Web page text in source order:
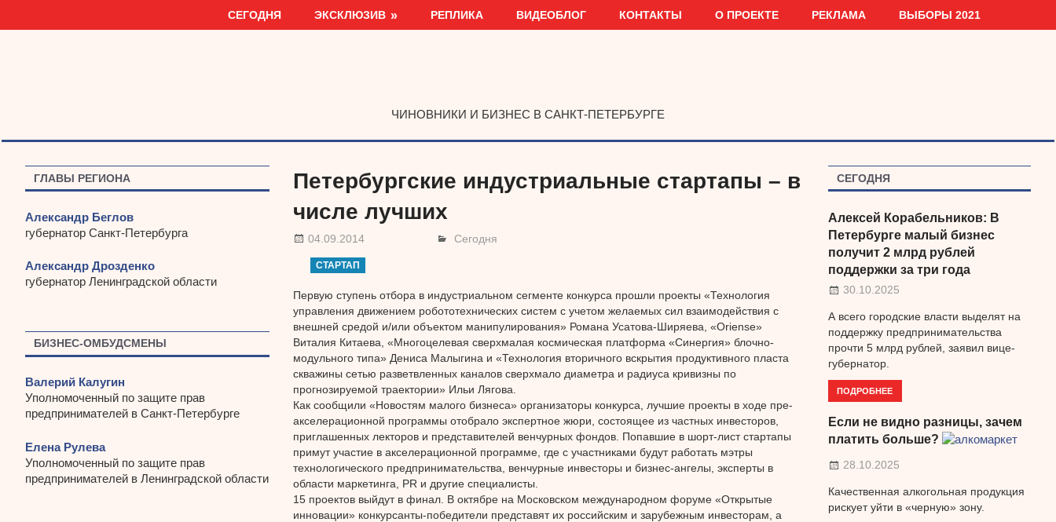
СЕГОДНЯ ЭКСКЛЮЗИВ РЕПЛИКА ВИДЕОБЛОГ КОНТАКТЫ О ПРОЕКТЕ РЕКЛАМА ВЫБОРЫ 2021
ЧИНОВНИКИ И БИЗНЕС В САНКТ-ПЕТЕРБУРГЕ
Петербургские индустриальные стартапы – в
числе лучших
04.09.2014 Сегодня
СТАРТАП
Первую ступень отбора в индустриальном сегменте конкурса прошли проекты «Технология
управления движением робототехнических систем с учетом желаемых сил взаимодействия с
внешней средой и/или объектом манипулирования» Романа Усатова-Ширяева, «Oriense»
Виталия Китаева, «Многоцелевая сверхмалая космическая платформа «Синергия» блочно-
модульного типа» Дениса Малыгина и «Технология вторичного вскрытия продуктивного пласта
скважины сетью разветвленных каналов сверхмало диаметра и радиуса кривизны по
прогнозируемой траектории» Ильи Лягова.
Как сообщили «Новостям малого бизнеса» организаторы конкурса, лучшие проекты в ходе пре-
акселерационной программы отобрало экспертное жюри, состоящее из частных инвесторов,
приглашенных лекторов и представителей венчурных фондов. Попавшие в шорт-лист стартапы
примут участие в акселерационной программе, где с участниками будут работать мэтры
технологического предпринимательства, венчурные инвесторы и бизнес-ангелы, эксперты в
области маркетинга, PR и другие специалисты.
15 проектов выйдут в финал. В октябре на Московском международном форуме «Открытые
инновации» конкурсанты-победители представят их российским и зарубежным инвесторам, а
ГЛАВЫ РЕГИОНА
Александр Беглов
губернатор Санкт-Петербурга
Александр Дрозденко
губернатор Ленинградской области
БИЗНЕС-ОМБУДСМЕНЫ
Валерий Калугин
Уполномоченный по защите прав
предпринимателей в Санкт-Петербурге
Елена Рулева
Уполномоченный по защите прав
предпринимателей в Ленинградской области
СЕГОДНЯ
Алексей Корабельников: В
Петербурге малый бизнес
получит 2 млрд рублей
поддержки за три года
30.10.2025
А всего городские власти выделят на
поддержку предпринимательства
прочти 5 млрд рублей, заявил вице-
губернатор.
ПОДРОБНЕЕ
Если не видно разницы, зачем
платить больше?
28.10.2025
Качественная алкогольная продукция
рискует уйти в «черную» зону.